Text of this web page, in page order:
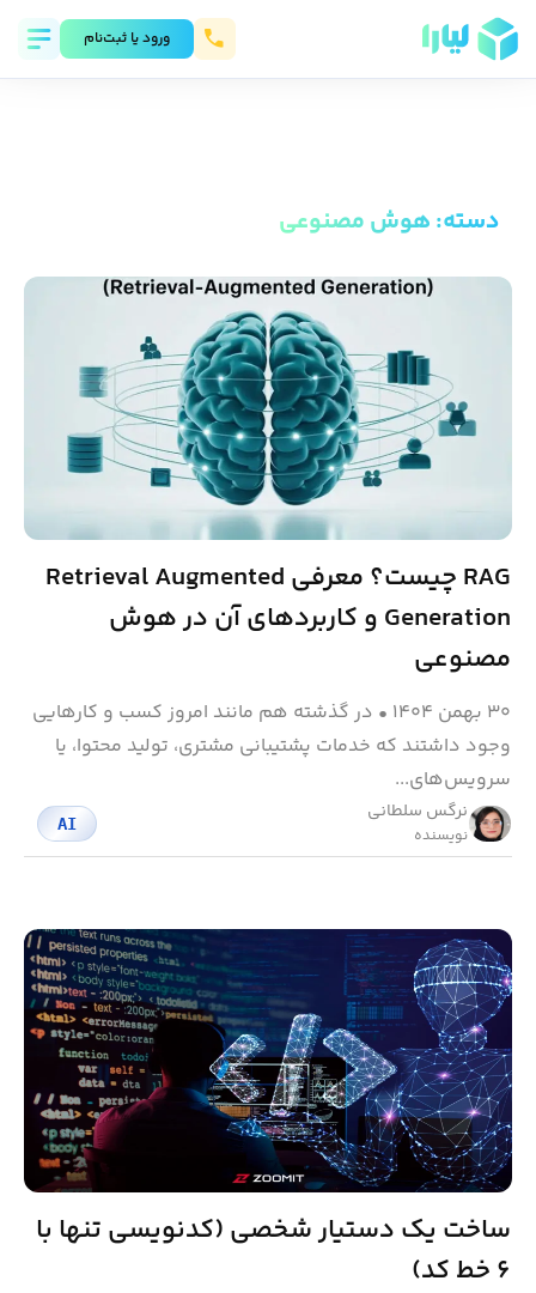
ورود يا ثبت‌نام
دسته:هوش مصنوعی
RAG چیست؟ معرفی Retrieval Augmented
Generation و کاربردهای آن در هوش
مصنوعی
۳۰ بهمن ۱۴۰۴ • در گذشته هم مانند امروز کسب و کارهایی
وجود داشتند که خدمات پشتیبانی مشتری، تولید محتوا، یا
سرویس‌های...
نرگس سلطانی
نویسنده
AI
ساخت یک دستیار شخصی (کدنویسی تنها با
۶ خط کد)